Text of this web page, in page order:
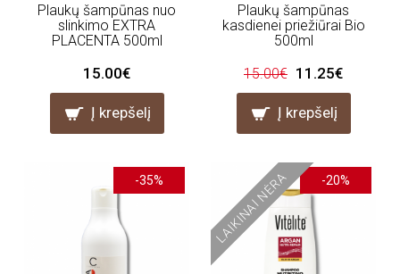
Plaukų šampūnas nuo
slinkimo EXTRA
PLACENTA 500ml
15.00€
Į krepšelį
Plaukų šampūnas
kasdienei priežiūrai Bio
500ml
15.00€ 11.25€
Į krepšelį
-35% -20%
LAIKINAI NĖRA